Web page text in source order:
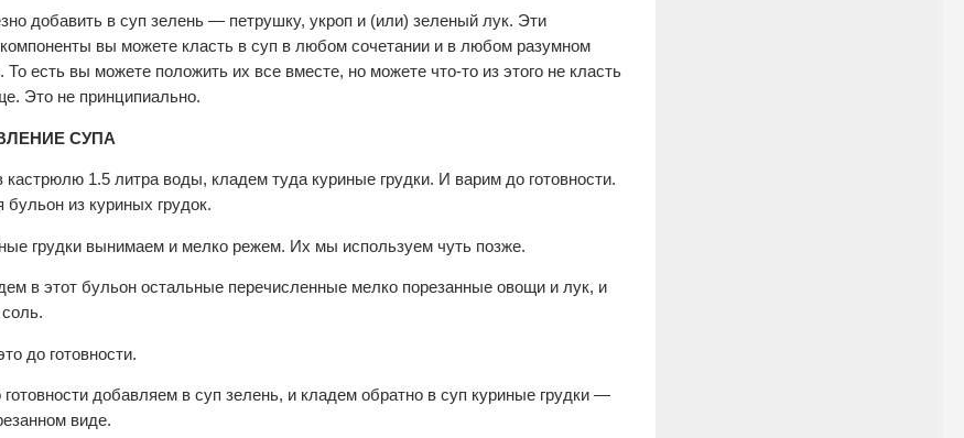
добавить в суп зелень — петрушку, укроп и (или) зеленый лук. Эти
вы можете класть в суп в любом сочетании и в любом разумном
То есть вы можете положить их все вместе, но можете что-то из этого не класть
Это не принципиально.
СУПА
кастрюлю 1.5 литра воды, кладем туда куриные грудки. И варим до готовности.
бульон из куриных грудок.
грудки вынимаем и мелко режем. Их мы используем чуть позже.
в этот бульон остальные перечисленные мелко порезанные овощи и лук, и
до готовности.
добавляем в суп зелень, и кладем обратно в суп куриные грудки —
виде.